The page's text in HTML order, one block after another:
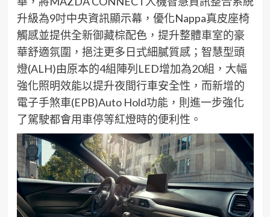
升級為9吋中央資訊顯示幕 ， 優化Nappa真皮座椅
觸感並提供全新御藏棕配色， 提升整體車室的豪
華舒適氛圍， 挹注更多日式細膩質感； 智慧型頭
燈(ALH)由原本的4組陣列 LED增加為20組，大幅
強化照明效能以提升夜間行車安全性 ， 而新增的
電子手煞車(EPB)Auto Hold功能， 則進一步強化
了駕駛都會用車停等紅燈時的便利性 。